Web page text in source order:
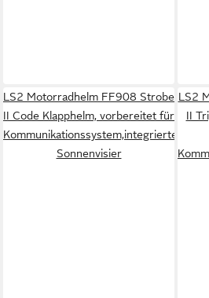
LS2 Motorradhelm FF908 Strobe
II Code Klapphelm, vorbereitet für
Kommunikationssystem,integriertes
Sonnenvisier
LS2
II